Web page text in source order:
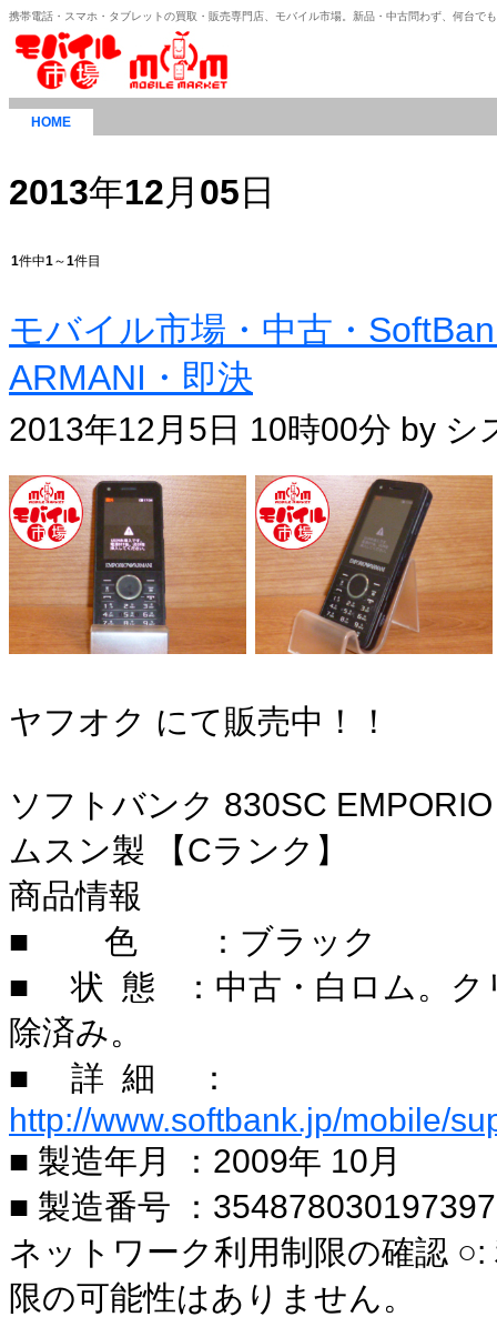
携帯電話・スマホ・タブレットの買取・販売専門店、モバイル市場。新品・中古問わず、何台で
HOME
2013年12月 05 日
1件中1～1件目
モバイル市場・中古・
ARMANI・即決
2013年12月5日 10時00分 by
ヤフオク にて販売中！！
ソフトバンク 830SC
ムスン製 【Cランク】
商品情報
■ 色 ：ブラック
■ 状 態 ：中古・白ロム。ク
除済み。
■ 詳 細 ：
http://www.softbank.jp/mobile/
■ 製造年月 ：2009年 10月
■ 製造番号 ：354878030197397
ネットワーク利用制限の確認
限の可能性はありません。